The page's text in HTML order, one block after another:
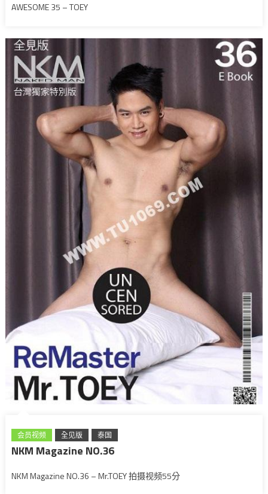
AWESOME 35 – TOEY
会员视频 全见版 泰国
NKM Magazine NO.36
NKM Magazine NO.36 – Mr.TOEY 拍摄视频55分